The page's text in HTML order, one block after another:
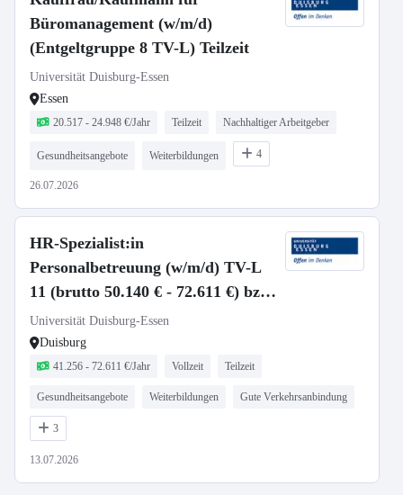
Büromanagement (w/m/d)
(Entgeltgruppe 8 TV-L) Teilzeit
Universität Duisburg-Essen
Essen
20.517 - 24.948 €/Jahr Teilzeit Nachhaltiger Arbeitgeber
Gesundheitsangebote Weiterbildungen 4
26.07.2026
HR-Spezialist:in
Personalbetreuung (w/m/d) TV-L
11 (brutto 50.140 € - 72.611 €) bzw.
A9 - A11 LBesO NRW (brutto
41.256 € - 63.072 €)
Universität Duisburg-Essen
Duisburg
41.256 - 72.611 €/Jahr Vollzeit Teilzeit
Gesundheitsangebote Weiterbildungen Gute Verkehrsanbindung
3
13.07.2026